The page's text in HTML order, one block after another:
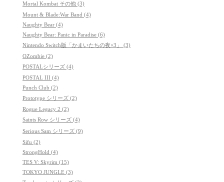
Mortal Kombat その他 (3)
Mount & Blade:War Band (4)
Naughty Bear (4)
Naughty Bear: Panic in Paradise (6)
Nintendo Switch版「かまいたちの夜×3」 (3)
OZombie (2)
POSTALシリーズ (4)
POSTAL III (4)
Punch Club (2)
Prototype シリーズ (2)
Rogue Legacy 2 (2)
Saints Row シリーズ (4)
Serious Sam シリーズ (9)
Sifu (2)
StrongHold (4)
TES V: Skyrim (15)
TOKYO JUNGLE (3)